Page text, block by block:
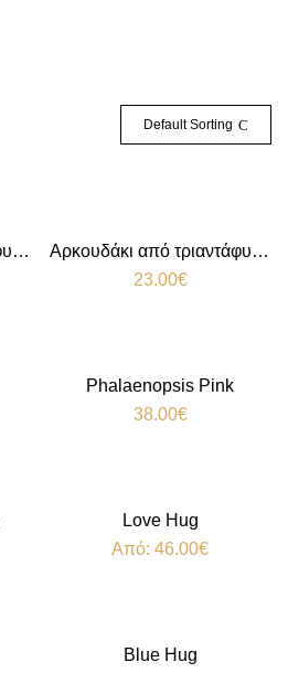
Default Sorting
Αρκουδάκι από τριαντάφυλλα Red
Αρκουδάκι από τριαντάφυλλα White
23.00€
Phalaenopsis Pink
38.00€
Love Hug
Από:46.00€
Blue Hug